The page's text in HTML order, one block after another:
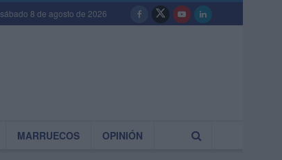
sábado 8 de agosto de 2026
MARRUECOS OPINIÓN